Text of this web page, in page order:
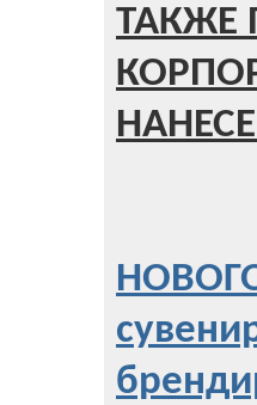
ТАКЖЕ